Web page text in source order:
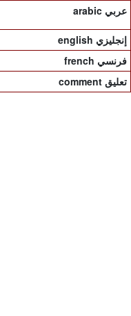
arabic عربي
english إنجليزي
french فرنسي
comment تعليق